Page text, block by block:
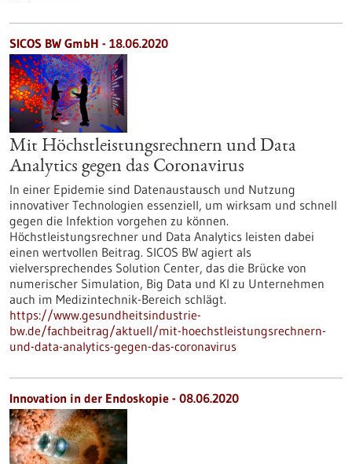
SICOS BW GmbH - 18.06.2020
Mit Höchstleistungsrechnern und Data
Analytics gegen das Coronavirus
In einer Epidemie sind Datenaustausch und Nutzung
innovativer Technologien essenziell, um wirksam und schnell
gegen die Infektion vorgehen zu können.
Höchstleistungsrechner und Data Analytics leisten dabei
einen wertvollen Beitrag. SICOS BW agiert als
vielversprechendes Solution Center, das die Brücke von
numerischer Simulation, Big Data und KI zu Unternehmen
auch im Medizintechnik-Bereich schlägt.
https://www.gesundheitsindustrie-
bw.de/fachbeitrag/aktuell/mit-hoechstleistungsrechnern-
und-data-analytics-gegen-das-coronavirus
Innovation in der Endoskopie - 08.06.2020